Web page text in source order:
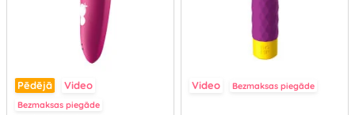
Pēdējā Video
Bezmaksas piegāde
Video Bezmaksas piegāde